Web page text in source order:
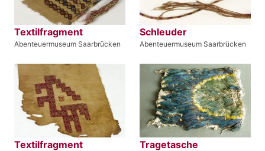
Textilfragment
Abenteuermuseum Saarbrücken
Schleuder
Abenteuermuseum Saarbrücken
Textilfragment Tragetasche